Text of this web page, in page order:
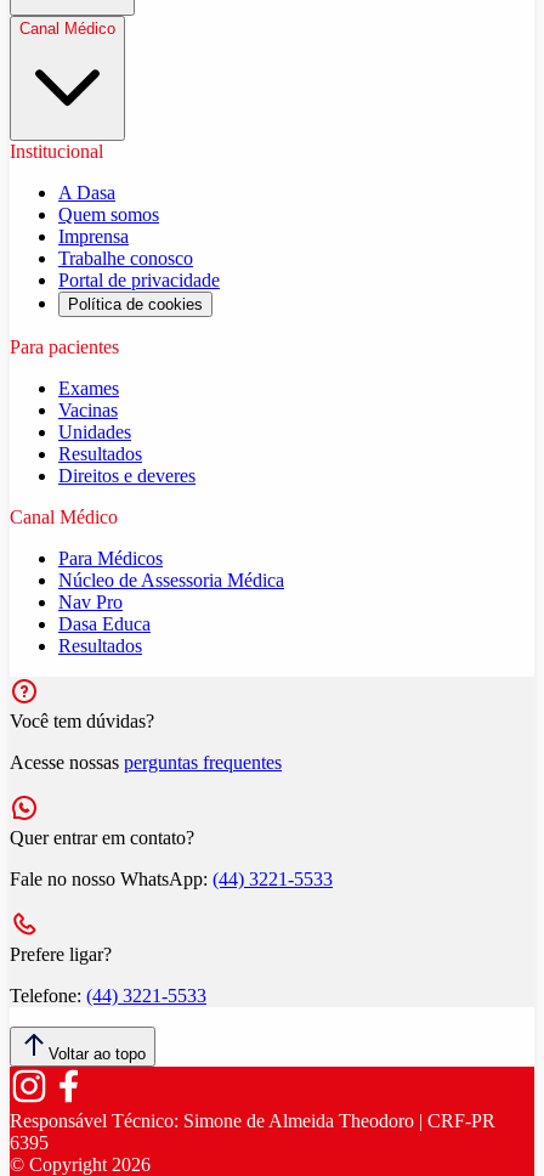
Canal Médico
Institucional
A Dasa
Quem somos
Imprensa
Trabalhe conosco
Portal de privacidade
Política de cookies
Para pacientes
Exames
Vacinas
Unidades
Resultados
Direitos e deveres
Canal Médico
Para Médicos
Núcleo de Assessoria Médica
Nav Pro
Dasa Educa
Resultados
Você tem dúvidas?
Acesse nossas perguntas frequentes
Quer entrar em contato?
Fale no nosso WhatsApp: (44) 3221-5533
Prefere ligar?
Telefone: (44) 3221-5533
Voltar ao topo
Responsável Técnico: Simone de Almeida Theodoro | CRF-PR
6395
© Copyright2026